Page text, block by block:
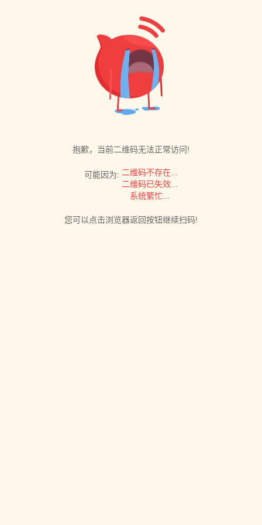
抱歉，当前二维码无法正常访问!
可能因为: 二维码不存在...
二维码已失效...
系统繁忙...
您可以点击浏览器返回按钮继续扫码!